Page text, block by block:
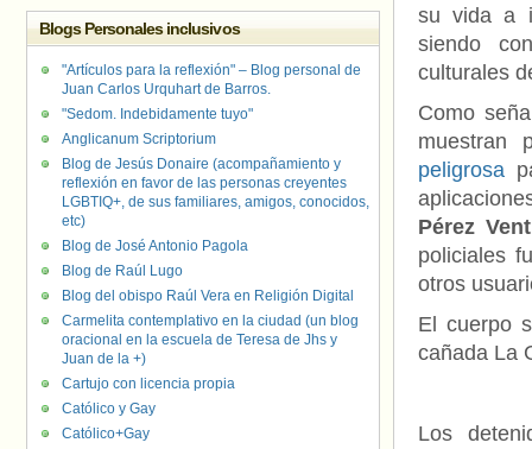
su vida a
siendo
culturales
Como
muestran
peligrosa
Pérez
policiales
otros
El cuerpo
cañada La
Los
Blogs Personales inclusivos
"Artículos para la reflexión" – Blog personal de
Juan Carlos Urquhart de Barros.
"Sedom. Indebidamente tuyo"
Anglicanum Scriptorium
Blog de Jesús Donaire (acompañamiento y
reflexión en favor de las personas creyentes
LGBTIQ+, de sus familiares, amigos, conocidos,
etc)
Blog de José Antonio Pagola
Blog de Raúl Lugo
Blog del obispo Raúl Vera en Religión Digital
Carmelita contemplativo en la ciudad (un blog
oracional en la escuela de Teresa de Jhs y
Juan de la +)
Cartujo con licencia propia
Católico y Gay
Católico+Gay